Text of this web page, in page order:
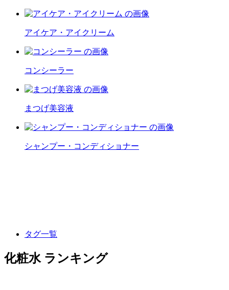
アイケア・アイクリーム
コンシーラー
まつげ美容液
シャンプー・コンディショナー
タグ一覧
化粧水 ランキング